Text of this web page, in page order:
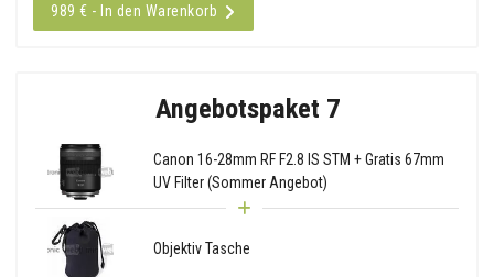
989 € - In den Warenkorb
Angebotspaket 7
Canon 16-28mm RF F2.8 IS STM + Gratis 67mm
UV Filter (Sommer Angebot)
Objektiv Tasche